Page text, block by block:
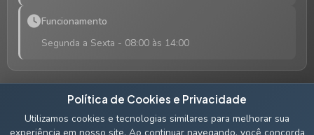
Política de Cookies e Privacidade
Utilizamos cookies e tecnologias similares para melhorar sua
Funcionamento
Segunda a Sexta - 08:00 às 14:00
Acompanhe nossas redes sociais